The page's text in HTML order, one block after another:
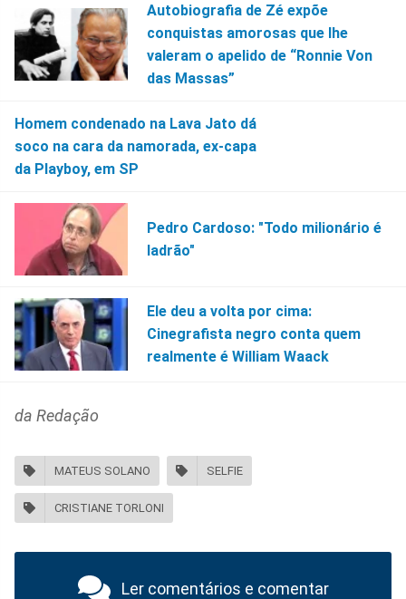
Autobiografia de Zé expõe
conquistas amorosas que lhe
valeram o apelido de “Ronnie Von
das Massas”
Homem condenado na Lava Jato dá
soco na cara da namorada, ex-capa
da Playboy, em SP
Pedro Cardoso: "Todo milionário é
ladrão"
Ele deu a volta por cima:
Cinegrafista negro conta quem
realmente é William Waack
da Redação
MATEUS SOLANO SELFIE
CRISTIANE TORLONI
Ler comentários e comentar